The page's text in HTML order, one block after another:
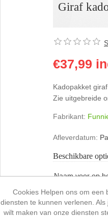
Giraf
€37,99
Kadopakket
Zie uitgebreide
Fabrikant:
Afleverdatum:
Beschikbare
Naam voor op
*
Kleur
Cookies Helpen ons om een
diensten te kunnen verlenen. Als
wilt maken van onze diensten